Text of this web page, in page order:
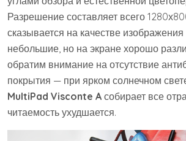
Разрешение составляет всего
сказывается на качестве
небольшие, но на экране хорошо
обратим внимание на отсутствие
покрытия — при ярком солнечном
MultiPad Visconte A собирает все
читаемость ухудшается.